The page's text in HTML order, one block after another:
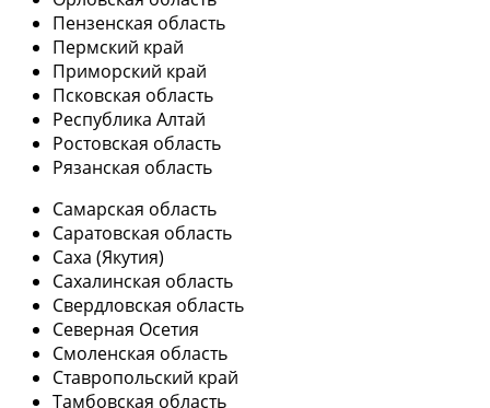
Пензенская область
Пермский край
Приморский край
Псковская область
Республика Алтай
Ростовская область
Рязанская область
Самарская область
Саратовская область
Саха (Якутия)
Сахалинская область
Свердловская область
Северная Осетия
Смоленская область
Ставропольский край
Тамбовская область